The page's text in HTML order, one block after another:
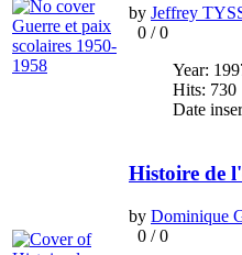
by Jeffrey
0 /0
Year:
Hits: 730
Date
Histoire de
by Dominique
0 /0